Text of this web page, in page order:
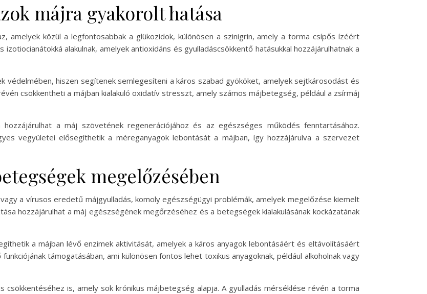
májra gyakorolt hatása
amelyek közül a legfontosabbak a glükozidok, különösen a szinigrin, amely a torma csípős ízéért
alakulnak, amelyek antioxidáns és gyulladáscsökkentő hatásukkal hozzájárulhatnak a
védelmében, hiszen segítenek semlegesíteni a káros szabad gyököket, amelyek sejtkárosodást és
csökkentheti a májban kialakuló oxidatív stresszt, amely számos májbetegség, például a zsírmáj
a máj szövetének regenerációjához és az egészséges működés fenntartásához.
vegyületei elősegíthetik a méreganyagok lebontását a májban, így hozzájárulva a szervezet
megelőzésében
a vírusos eredetű májgyulladás, komoly egészségügyi problémák, amelyek megelőzése kiemelt
hozzájárulhat a máj egészségének megőrzéséhez és a betegségek kialakulásának kockázatának
a májban lévő enzimek aktivitását, amelyek a káros anyagok lebontásáért és eltávolításáért
támogatásában, ami különösen fontos lehet toxikus anyagoknak, például alkoholnak vagy
is, amely sok krónikus májbetegség alapja. A gyulladás mérséklése révén a torma